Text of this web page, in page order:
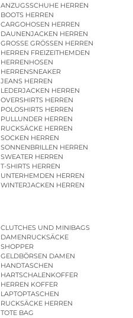
ANZUGSSCHUHE HERREN
BOOTS HERREN
CARGOHOSEN HERREN
DAUNENJACKEN HERREN
GROSSE GRÖSSEN HERREN
HERREN FREIZEITHEMDEN
HERRENHOSEN
HERRENSNEAKER
JEANS HERREN
LEDERJACKEN HERREN
OVERSHIRTS HERREN
POLOSHIRTS HERREN
PULLUNDER HERREN
RUCKSÄCKE HERREN
SOCKEN HERREN
SONNENBRILLEN HERREN
SWEATER HERREN
T-SHIRTS HERREN
UNTERHEMDEN HERREN
WINTERJACKEN HERREN
CLUTCHES UND MINIBAGS
DAMENRUCKSÄCKE
SHOPPER
GELDBÖRSEN DAMEN
HANDTASCHEN
HARTSCHALENKOFFER
HERREN KOFFER
LAPTOPTASCHEN
RUCKSÄCKE HERREN
TOTE BAG